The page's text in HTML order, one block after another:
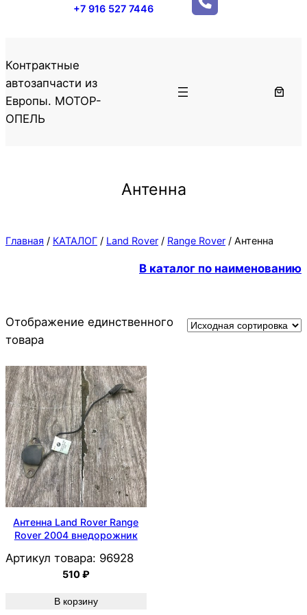
+7 916 527 7446
Контрактные
автозапчасти из
Европы. МОТОР-
ОПЕЛЬ
Антенна
Главная / КАТАЛОГ / Land Rover / Range Rover / Антенна
В каталог по наименованию
Отображение единственного
товара
Антенна Land Rover Range
Rover 2004 внедорожник
Артикул товара: 96928
510₽
В корзину